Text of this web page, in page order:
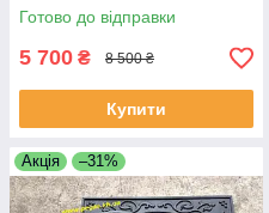
Готово до відправки
5 700 ₴ 8 500 ₴
Купити
Акція –31%